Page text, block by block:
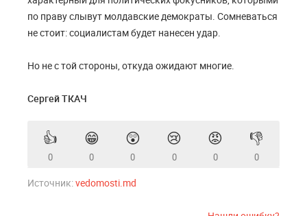
по праву слывут молдавские демократы. Сомневаться
не стоит: социалистам будет нанесен удар.
Но не с той стороны, откуда ожидают многие.
Сергей ТКАЧ
👍
0
😁
0
😲
0
😢
0
😡
0
👎
0
Источник:vedomosti.md